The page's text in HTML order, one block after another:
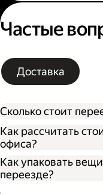
Частые
Доставка
Сколько стоит
Типа
Расстояния от
Как рассчитать
офиса?
В приложении
Как упаковать
переезде?